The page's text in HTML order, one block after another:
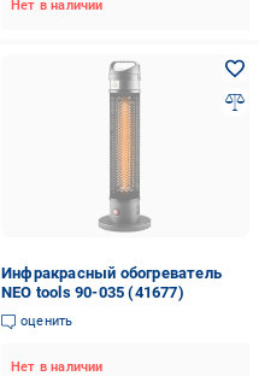
Нет в наличии
Инфракрасный обогреватель
NEO tools 90-035 (41677)
оценить
Нет в наличии